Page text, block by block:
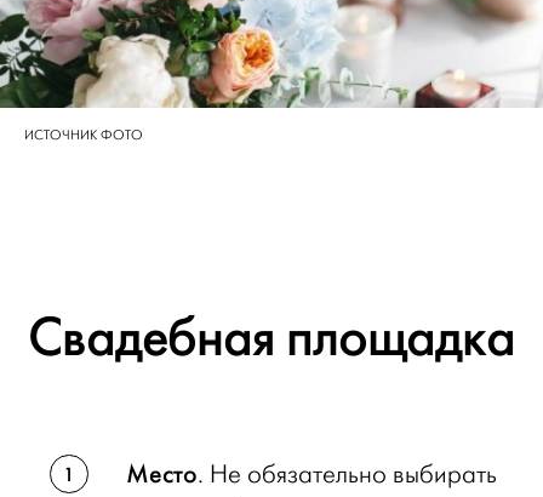
ИСТОЧНИК ФОТО
Свадебная площадка
Место. Не обязательно выбирать